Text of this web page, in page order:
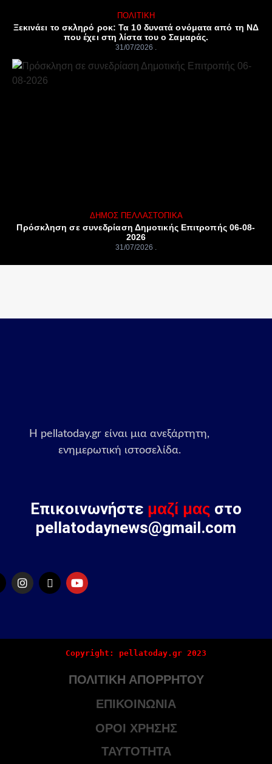
ΠΟΛΙΤΙΚΉ
Ξεκινάει το σκληρό ροκ: Τα 10 δυνατά ονόματα από τη ΝΔ
που έχει στη λίστα του ο Σαμαράς.
31/07/2026
ΔΉΜΟΣ ΠΈΛΛΑΣΤΟΠΙΚΆ
Πρόσκληση σε συνεδρίαση Δημοτικής Επιτροπής 06-08-
2026
31/07/2026
Η pellatoday.gr είναι μια ανεξάρτητη,
ενημερωτική ιστοσελίδα.
Επικοινωνήστε μαζί μας στο
pellatodaynews@gmail.com
Copyright: pellatoday.gr 2023
ΠΟΛΙΤΙΚΗ ΑΠΟΡΡΗΤΟΥ
ΕΠΙΚΟΙΝΩΝΙΑ
ΟΡΟΙ ΧΡΗΣΗΣ
ΤΑΥΤΟΤΗΤΑ